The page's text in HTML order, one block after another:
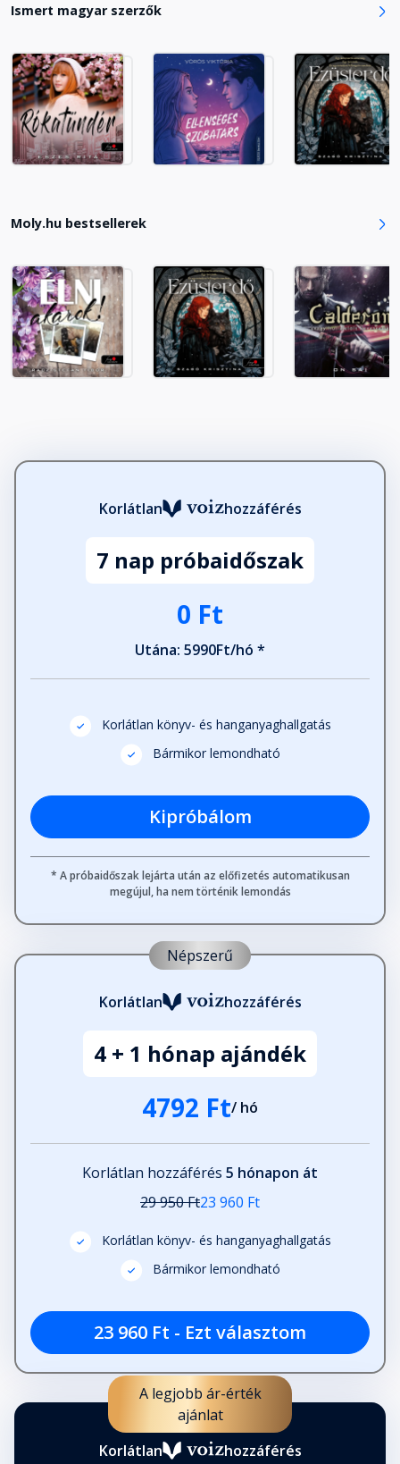
Fejezet hossza: 00:13:30
20. fejezet
Fejezet hossza: 00:11:17
21. fejezet
23. fejezet
Fejezet hossza: 00:16:12
Fejezet hossza: 00:23:49
26. fejezet
28. fejezet
Fejezet hossza: 00:25:41
Fejezet hossza: 00:07:18
Ismert magyar szerzők
Moly.hu bestsellerek
Korlátlan hozzáférés
7 nap próbaidőszak
0 Ft
Utána: 5990Ft/hó *
Korlátlan könyv- és hanganyaghallgatás
Bármikor lemondható
Kipróbálom
* A próbaidőszak lejárta után az előfizetés automatikusan
megújul, ha nem történik lemondás
Népszerű
Korlátlan hozzáférés
4 + 1 hónap ajándék
4792 Ft/ hó
Korlátlan hozzáférés 5 hónapon át
29 950 Ft23 960 Ft
Korlátlan könyv- és hanganyaghallgatás
Bármikor lemondható
23 960 Ft - Ezt választom
A legjobb ár-érték
ajánlat
Korlátlan
hozzáférés